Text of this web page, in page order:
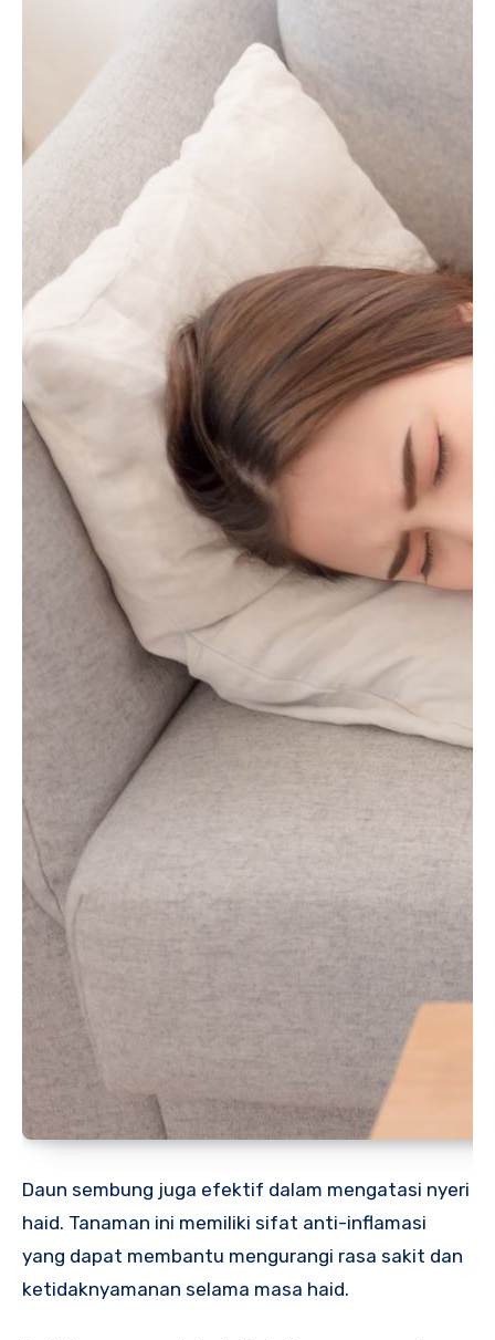
Daun sembung juga efektif dalam mengatasi nyeri
haid. Tanaman ini memiliki sifat anti-inflamasi
yang dapat membantu mengurangi rasa sakit dan
ketidaknyamanan selama masa haid.